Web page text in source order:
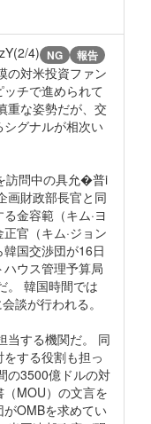
4) NG 報告
の対米投資ファン
ッチで進められて
重な姿勢だが、交
グナルが相次い
訪問中の具允�普i
画財政部長官と同
金容範（キム·ヨ
官（キム·ジョン
国交渉団が16日
ウス管理予算局
。 韓国時間では
談が行われる。
当する機関だ。 同
する役割も担っ
の3500億ドルの対
MOU）の文言を
OMBを求めてい